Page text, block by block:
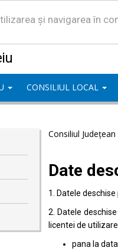
și navigarea în
CONSILIUL LOCAL
Consiliul Județean
Date
1. Datele
2. Datele
licentei de
pana la